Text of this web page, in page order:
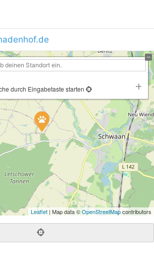
durch Eingabetaste starten
Leaflet | Map data ©OpenStreetMapcontributors